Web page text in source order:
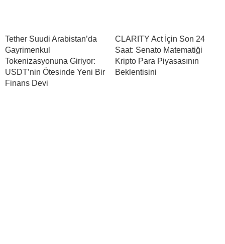
Tether Suudi Arabistan’da
Gayrimenkul
Tokenizasyonuna Giriyor:
USDT’nin Ötesinde Yeni Bir
Finans Devi
CLARITY Act İçin Son 24
Saat: Senato Matematiği
Kripto Para Piyasasının
Beklentisini